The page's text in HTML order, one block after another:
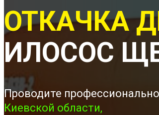
ОТКАЧКА
ИЛОСОС
Проводите профессионально
Киевской области,